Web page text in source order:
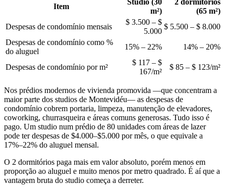
Item
Studio (30
m²)
2 dormitórios
(65 m²)
Despesas de condomínio mensais
$ 3.500 – $
5.000
$ 5.500 – $ 8.000
Despesas de condomínio como %
do aluguel
15% – 22% 14% – 20%
Despesas de condomínio por m²
$ 117 – $
167/m²
$ 85 – $ 123/m²
Nos prédios modernos de vivienda promovida —que concentram a
maior parte dos studios de Montevidéu— as despesas de
condomínio cobrem portaria, limpeza, manutenção de elevadores,
coworking, churrasqueira e áreas comuns generosas. Tudo isso é
pago. Um studio num prédio de 80 unidades com áreas de lazer
pode ter despesas de $4.000–$5.000 por mês, o que equivale a
17%–22% do aluguel mensal.
O 2 dormitórios paga mais em valor absoluto, porém menos em
proporção ao aluguel e muito menos por metro quadrado. É aí que a
vantagem bruta do studio começa a derreter.